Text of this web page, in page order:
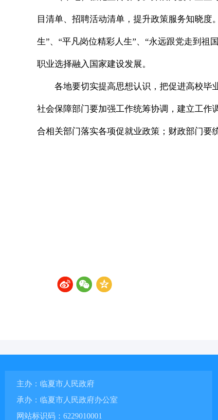
目清单、招聘活动清单，提升政策服务知晓
生”、“平凡岗位精彩人生”、“永远跟党走到祖
职业选择融入国家建设发展。
各地要切实提高思想认识，把促进高校毕
社会保障部门要加强工作统筹协调，建立工作
合相关部门落实各项促就业政策；财政部门要
主办：临夏市人民政府
承办：临夏市人民政府办公室
网站标识码：6229010001